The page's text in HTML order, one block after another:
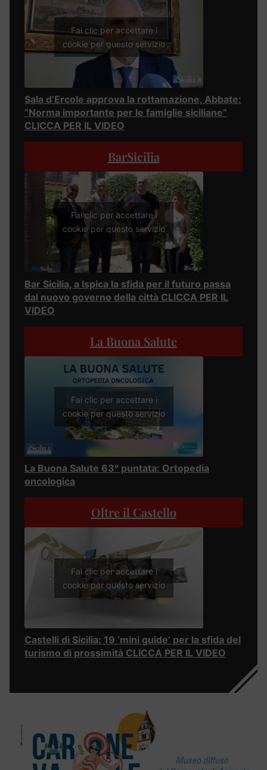
Fai clic per accettare i
cookie per questo servizio
Sala d’Ercole approva la rottamazione, Abbate:
“Norma importante per le famiglie siciliane”
CLICCA PER IL VIDEO
BarSicilia
Fai clic per accettare i
cookie per questo servizio
Bar Sicilia, a Ispica la sfida per il futuro passa
dal nuovo governo della città CLICCA PER IL
VIDEO
La Buona Salute
Fai clic per accettare i
cookie per questo servizio
La Buona Salute 63° puntata: Ortopedia
oncologica
Oltre il Castello
Fai clic per accettare i
cookie per questo servizio
Castelli di Sicilia: 19 ‘mini guide’ per la sfida del
turismo di prossimità CLICCA PER IL VIDEO